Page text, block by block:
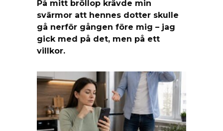
På mitt bröllop krävde min
svärmor att hennes dotter skulle
gå nerför gången före mig – jag
gick med på det, men på ett
villkor.